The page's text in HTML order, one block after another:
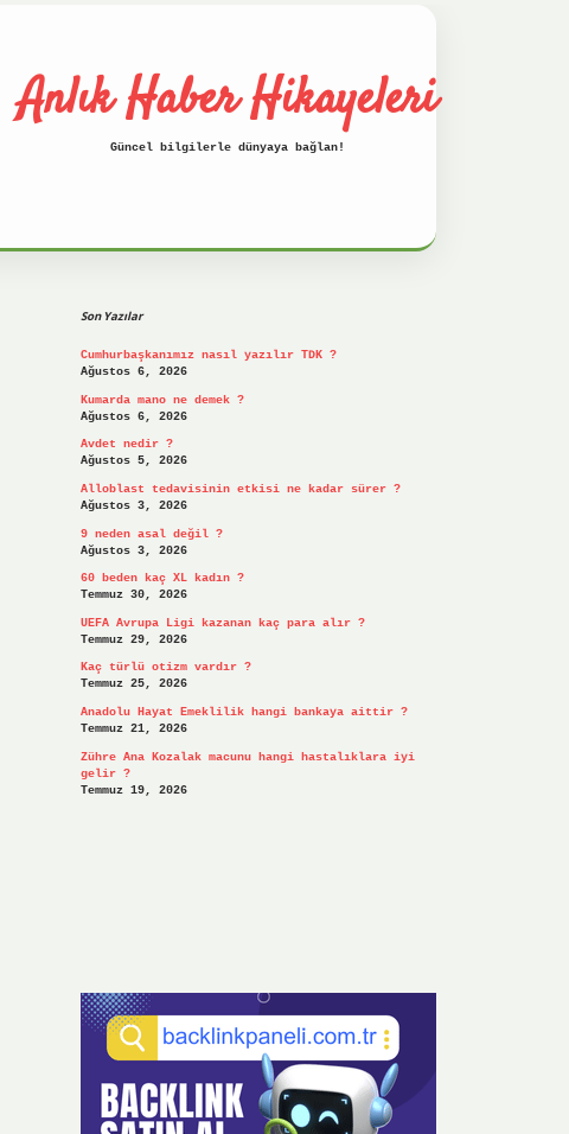
Anlık Haber Hikayeleri
Güncel bilgilerle dünyaya bağlan!
Son Yazılar
Cumhurbaşkanımız nasıl yazılır TDK ?
Ağustos 6, 2026
Kumarda mano ne demek ?
Ağustos 6, 2026
Avdet nedir ?
Ağustos 5, 2026
Alloblast tedavisinin etkisi ne kadar sürer ?
Ağustos 3, 2026
9 neden asal değil ?
Ağustos 3, 2026
60 beden kaç XL kadın ?
Temmuz 30, 2026
UEFA Avrupa Ligi kazanan kaç para alır ?
Temmuz 29, 2026
Kaç türlü otizm vardır ?
Temmuz 25, 2026
Anadolu Hayat Emeklilik hangi bankaya aittir ?
Temmuz 21, 2026
Zühre Ana Kozalak macunu hangi hastalıklara iyi
gelir ?
Temmuz 19, 2026